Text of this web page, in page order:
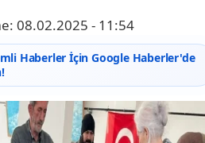
08.02.2025 - 11:54
Haberler İçin Google Haberler'de